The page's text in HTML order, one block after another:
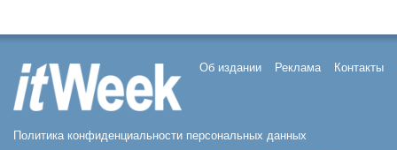
Об издании Реклама Контакты
Политика конфиденциальности персональных данных